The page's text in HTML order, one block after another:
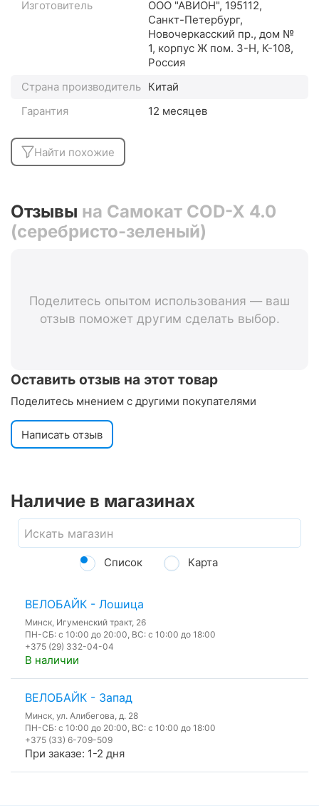
Изготовитель
ООО "АВИОН", 195112,
Санкт-Петербург,
Новочеркасский пр., дом №
1, корпус Ж пом. 3-Н, К-108,
Россия
Страна производитель Китай
Гарантия
12 месяцев
Найти похожие
Отзывы на Самокат COD-X 4.0
(серебристо-зеленый)
Поделитесь опытом использования — ваш
отзыв поможет другим сделать выбор.
Оставить отзыв на этот товар
Поделитесь мнением с другими покупателями
Написать отзыв
Наличие в магазинах
Список Карта
ВЕЛОБАЙК - Лошица
Минск, Игуменский тракт, 26
ПН-СБ: с 10:00 до 20:00, ВС: с 10:00 до 18:00
+375 (29) 332-04-04
В наличии
ВЕЛОБАЙК - Запад
Минск, ул. Алибегова, д. 28
ПН-СБ: с 10:00 до 20:00, ВС: с 10:00 до 18:00
+375 (33) 6-709-509
При заказе: 1-2 дня